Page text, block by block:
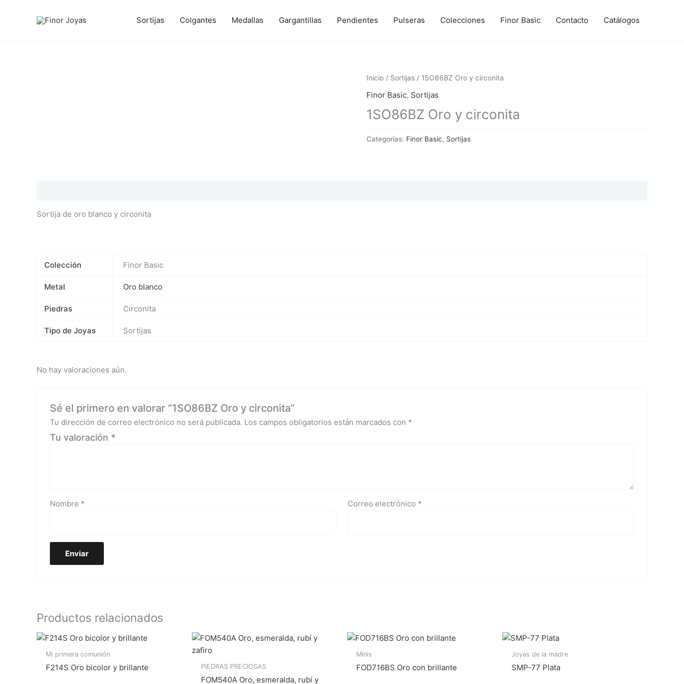
Sortijas Colgantes Medallas Gargantillas Pendientes Pulseras Colecciones Finor Basic Contacto Catálogos
Inicio / Sortijas / 1SO86BZ Oro y circonita
Finor Basic, Sortijas
1SO86BZ Oro y circonita
Categorías: Finor Basic, Sortijas
Sortija de oro blanco y circonita
Colección Finor Basic
Metal Oro blanco
Piedras Circonita
Tipo de Joyas Sortijas
No hay valoraciones aún.
Sé el primero en valorar “1SO86BZ Oro y circonita”
Tu dirección de correo electrónico no será publicada. Los campos obligatorios están marcados con *
Tu valoración *
Nombre * Correo electrónico *
Productos relacionados
Mi primera comunión
F214S Oro bicolor y brillante PIEDRAS PRECIOSAS
FOM540A Oro, esmeralda, rubí y
Minis
FOD716BS Oro con brillante
Joyas de la madre
SMP-77 Plata